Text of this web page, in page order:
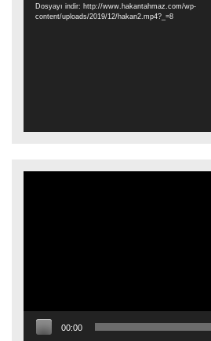
Dosyayı indir: http://www.hakantahmaz.com/wp-
content/uploads/2019/12/hakan2.mp4?_=8
00:00